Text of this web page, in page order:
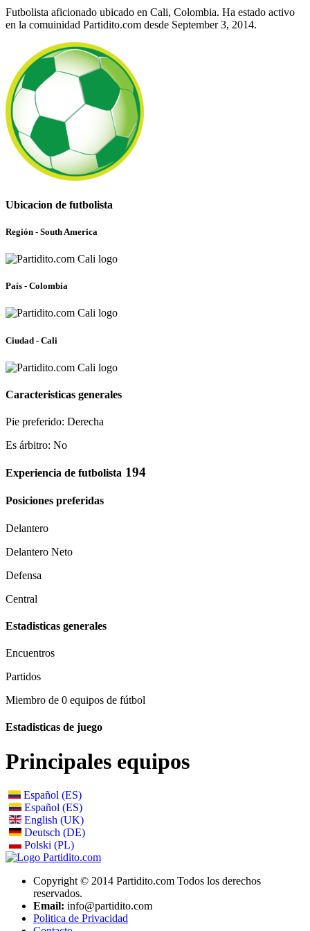
Futbolista aficionado ubicado en Cali, Colombia. Ha estado activo
en la comuinidad Partidito.com desde September 3, 2014.
Ubicacion de futbolista
Región - South America
País - Colombia
Ciudad - Cali
Caracteristicas generales
Pie preferido: Derecha
Es árbitro: No
Experiencia de futbolista 194
Posiciones preferidas
Delantero
Delantero Neto
Defensa
Central
Estadisticas generales
Encuentros
Partidos
Miembro de 0 equipos de fútbol
Estadisticas de juego
Principales equipos
Español (ES)
Español (ES)
English (UK)
Deutsch (DE)
Polski (PL)
Copyright © 2014 Partidito.com Todos los derechos
reservados.
Email: info@partidito.com
Politica de Privacidad